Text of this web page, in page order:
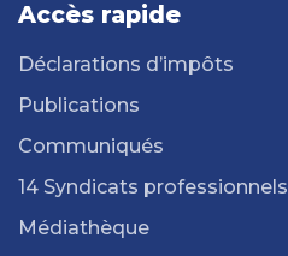
Accès rapide
Déclarations d’impôts
Publications
Communiqués
14 Syndicats professionnels
Médiathèque